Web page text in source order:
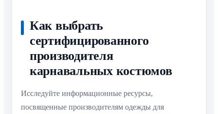
Как выбрать
сертифицированного
производителя
карнавальных костюмов
Исследуйте информационные ресурсы,
посвященные производителям одежды для